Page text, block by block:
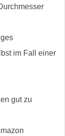
im Fall einer
gut zu